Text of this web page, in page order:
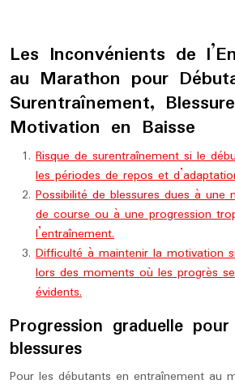
Les Inconvénients de
au Marathon pour
Surentraînement,
Motivation en Baisse
Risque de surentraînement si le
les périodes de repos et
Possibilité de blessures dues à une
de course ou à une progression
l’entraînement.
Difficulté à maintenir la motivation
lors des moments où les progrès
évidents.
Progression graduelle
blessures
Pour les débutants en entraînement au